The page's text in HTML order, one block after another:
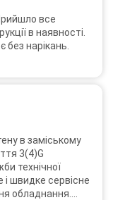
все
в наявності.
без нарікань.
в заміському
3(4)G
технічної
обладнання.